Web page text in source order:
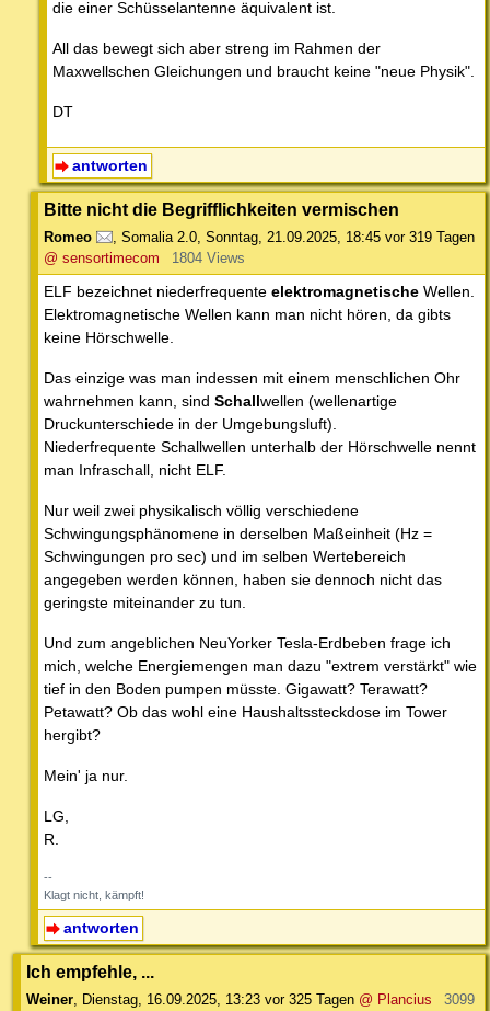
die einer Schüsselantenne äquivalent ist.
All das bewegt sich aber streng im Rahmen der
Maxwellschen Gleichungen und braucht keine "neue Physik".
DT
antworten
Bitte nicht die Begrifflichkeiten vermischen
Romeo , Somalia 2.0, Sonntag, 21.09.2025, 18:45 vor 319 Tagen
@ sensortimecom
1804 Views
ELF bezeichnet niederfrequente elektromagnetische Wellen.
Elektromagnetische Wellen kann man nicht hören, da gibts
keine Hörschwelle.
Das einzige was man indessen mit einem menschlichen Ohr
wahrnehmen kann, sind Schallwellen (wellenartige
Druckunterschiede in der Umgebungsluft).
Niederfrequente Schallwellen unterhalb der Hörschwelle nennt
man Infraschall, nicht ELF.
Nur weil zwei physikalisch völlig verschiedene
Schwingungsphänomene in derselben Maßeinheit (Hz =
Schwingungen pro sec) und im selben Wertebereich
angegeben werden können, haben sie dennoch nicht das
geringste miteinander zu tun.
Und zum angeblichen NeuYorker Tesla-Erdbeben frage ich
mich, welche Energiemengen man dazu "extrem verstärkt" wie
tief in den Boden pumpen müsste. Gigawatt? Terawatt?
Petawatt? Ob das wohl eine Haushaltssteckdose im Tower
hergibt?
Mein' ja nur.
LG,
R.
--
Klagt nicht, kämpft!
antworten
Ich empfehle, ...
Weiner, Dienstag, 16.09.2025, 13:23 vor 325 Tagen @ Plancius
3099